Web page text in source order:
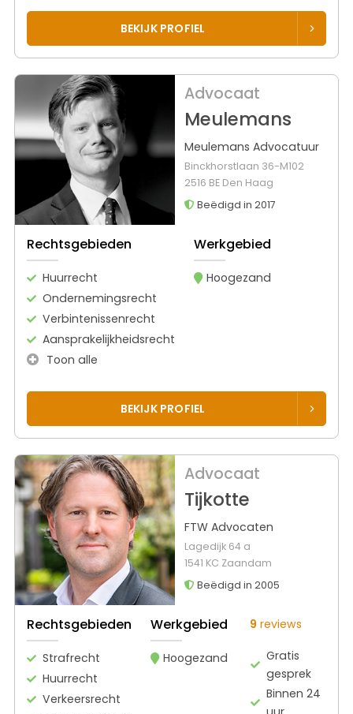
BEKIJK PROFIEL
Advocaat
Meulemans
Meulemans Advocatuur
Binckhorstlaan 36-M102
2516 BE Den Haag
Beëdigd in 2017
Rechtsgebieden
Huurrecht
Ondernemingsrecht
Verbintenissenrecht
Aansprakelijkheidsrecht
Toon alle
Werkgebied
Hoogezand
BEKIJK PROFIEL
Advocaat
Tijkotte
FTW Advocaten
Lagedijk 64 a
1541 KC Zaandam
Beëdigd in 2005
Rechtsgebieden
Strafrecht
Huurrecht
Verkeersrecht
Werkgebied
Hoogezand
9 reviews
Gratis
gesprek
Binnen 24